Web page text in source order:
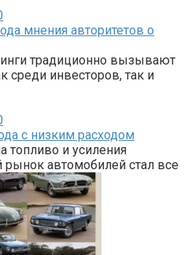
мнения авторитетов о
традиционно вызывают
среди инвесторов, так и
с низким расходом
топливо и усиления
рынок автомобилей стал все